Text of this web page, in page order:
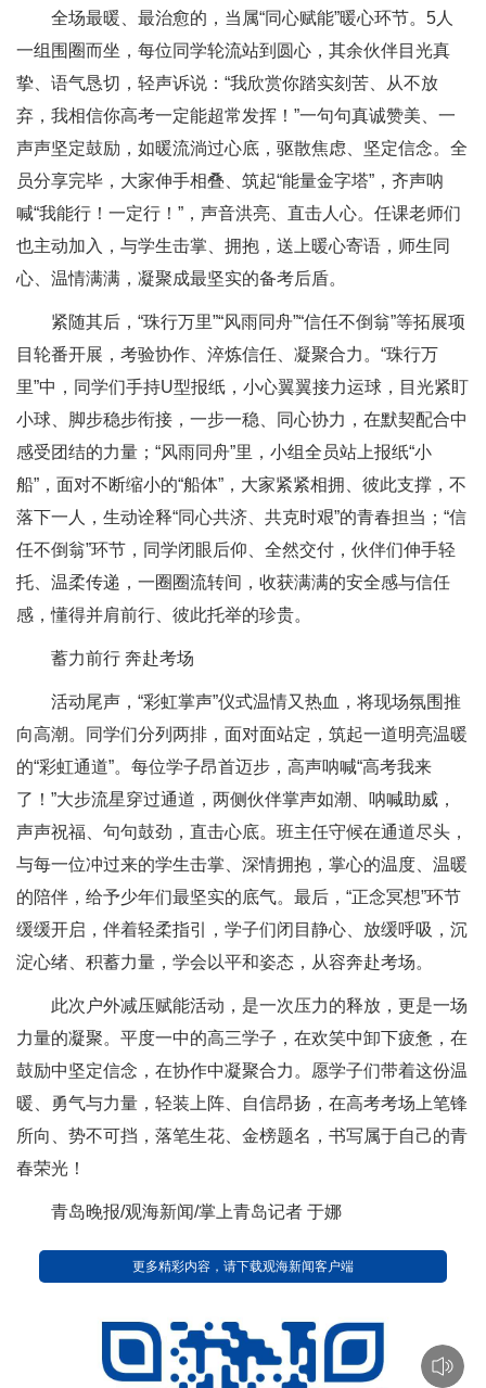
全场最暖、最治愈的，当属“同心赋能”暖心环节。5人
一组围圈而坐，每位同学轮流站到圆心，其余伙伴目光真
挚、语气恳切，轻声诉说：“我欣赏你踏实刻苦、从不放
弃，我相信你高考一定能超常发挥！”一句句真诚赞美、一
声声坚定鼓励，如暖流淌过心底，驱散焦虑、坚定信念。全
员分享完毕，大家伸手相叠、筑起“能量金字塔”，齐声呐
喊“我能行！一定行！”，声音洪亮、直击人心。任课老师们
也主动加入，与学生击掌、拥抱，送上暖心寄语，师生同
心、温情满满，凝聚成最坚实的备考后盾。
紧随其后，“珠行万里”“风雨同舟”“信任不倒翁”等拓展项
目轮番开展，考验协作、淬炼信任、凝聚合力。“珠行万
里”中，同学们手持U型报纸，小心翼翼接力运球，目光紧盯
小球、脚步稳步衔接，一步一稳、同心协力，在默契配合中
感受团结的力量；“风雨同舟”里，小组全员站上报纸“小
船”，面对不断缩小的“船体”，大家紧紧相拥、彼此支撑，不
落下一人，生动诠释“同心共济、共克时艰”的青春担当；“信
任不倒翁”环节，同学闭眼后仰、全然交付，伙伴们伸手轻
托、温柔传递，一圈圈流转间，收获满满的安全感与信任
感，懂得并肩前行、彼此托举的珍贵。
蓄力前行 奔赴考场
活动尾声，“彩虹掌声”仪式温情又热血，将现场氛围推
向高潮。同学们分列两排，面对面站定，筑起一道明亮温暖
的“彩虹通道”。每位学子昂首迈步，高声呐喊“高考我来
了！”大步流星穿过通道，两侧伙伴掌声如潮、呐喊助威，
声声祝福、句句鼓劲，直击心底。班主任守候在通道尽头，
与每一位冲过来的学生击掌、深情拥抱，掌心的温度、温暖
的陪伴，给予少年们最坚实的底气。最后，“正念冥想”环节
缓缓开启，伴着轻柔指引，学子们闭目静心、放缓呼吸，沉
淀心绪、积蓄力量，学会以平和姿态，从容奔赴考场。
此次户外减压赋能活动，是一次压力的释放，更是一场
力量的凝聚。平度一中的高三学子，在欢笑中卸下疲惫，在
鼓励中坚定信念，在协作中凝聚合力。愿学子们带着这份温
暖、勇气与力量，轻装上阵、自信昂扬，在高考考场上笔锋
所向、势不可挡，落笔生花、金榜题名，书写属于自己的青
春荣光！
青岛晚报/观海新闻/掌上青岛记者 于娜
更多精彩内容，请下载观海新闻客户端